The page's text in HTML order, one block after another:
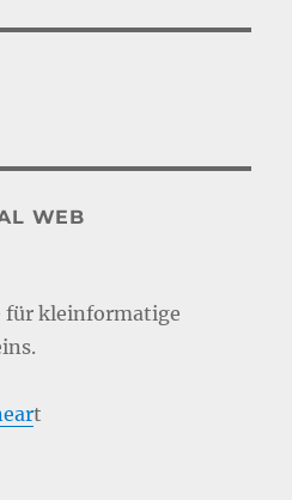
WEB
für kleinformatige
t